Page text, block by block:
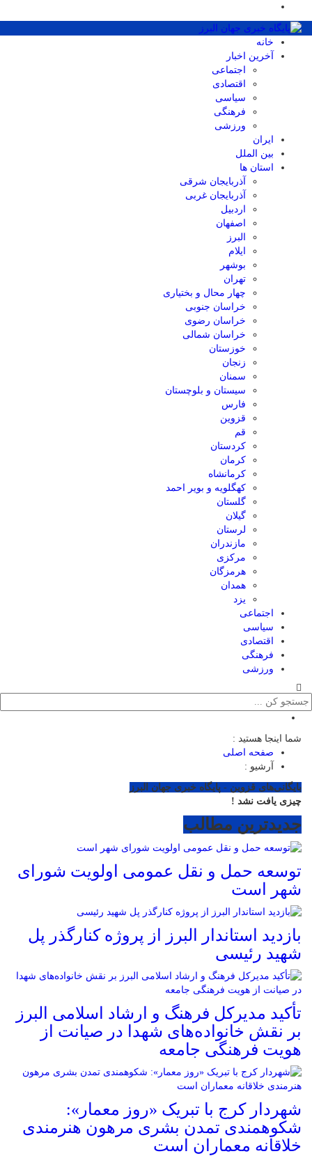
خانه
آخرین اخبار
اجتماعی
اقتصادی
سیاسی
فرهنگی
ورزشی
ایران
بین الملل
استان ها
آذربایجان شرقی
آذربایجان غربی
اردبیل
اصفهان
البرز
ایلام
بوشهر
تهران
چهار محال و بختیاری
خراسان جنوبی
خراسان رضوی
خراسان شمالی
خوزستان
زنجان
سمنان
سیستان و بلوچستان
فارس
قزوین
قم
کردستان
کرمان
کرمانشاه
کهگلویه و بویر احمد
گلستان
گیلان
لرستان
مازندران
مرکزی
هرمزگان
همدان
یزد
اجتماعی
سیاسی
اقتصادی
فرهنگی
ورزشی
شما اینجا هستید :
صفحه اصلی
آرشیو :
بایگانی‌های قزوین - پایگاه خبری جهان البرز
چیزی یافت نشد !
جدیدترین مطالب
توسعه حمل و نقل عمومی اولویت شورای
شهر است
بازدید استاندار البرز از پروژه کنارگذر پل
شهید رئیسی
تأکید مدیرکل فرهنگ و ارشاد اسلامی البرز
بر نقش خانواده‌های شهدا در صیانت از
هویت فرهنگی جامعه
شهردار کرج با تبریک «روز معمار»:
شکوهمندی تمدن بشری مرهون هنرمندی
خلاقانه معماران است